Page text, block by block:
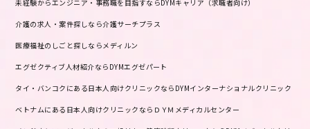
未経験からエンジニア・事務職を目指すならDYMキャリア（求職者向け）
介護の求人・案件探しなら介護サーチプラス
医療福祉のしごと探しならメディルン
エグゼクティブ人材紹介ならDYMエグゼパート
タイ・バンコクにある日本人向けクリニックならDYMインターナショナルクリニック
ベトナムにある日本人向けクリニックならＤＹＭメディカルセンター